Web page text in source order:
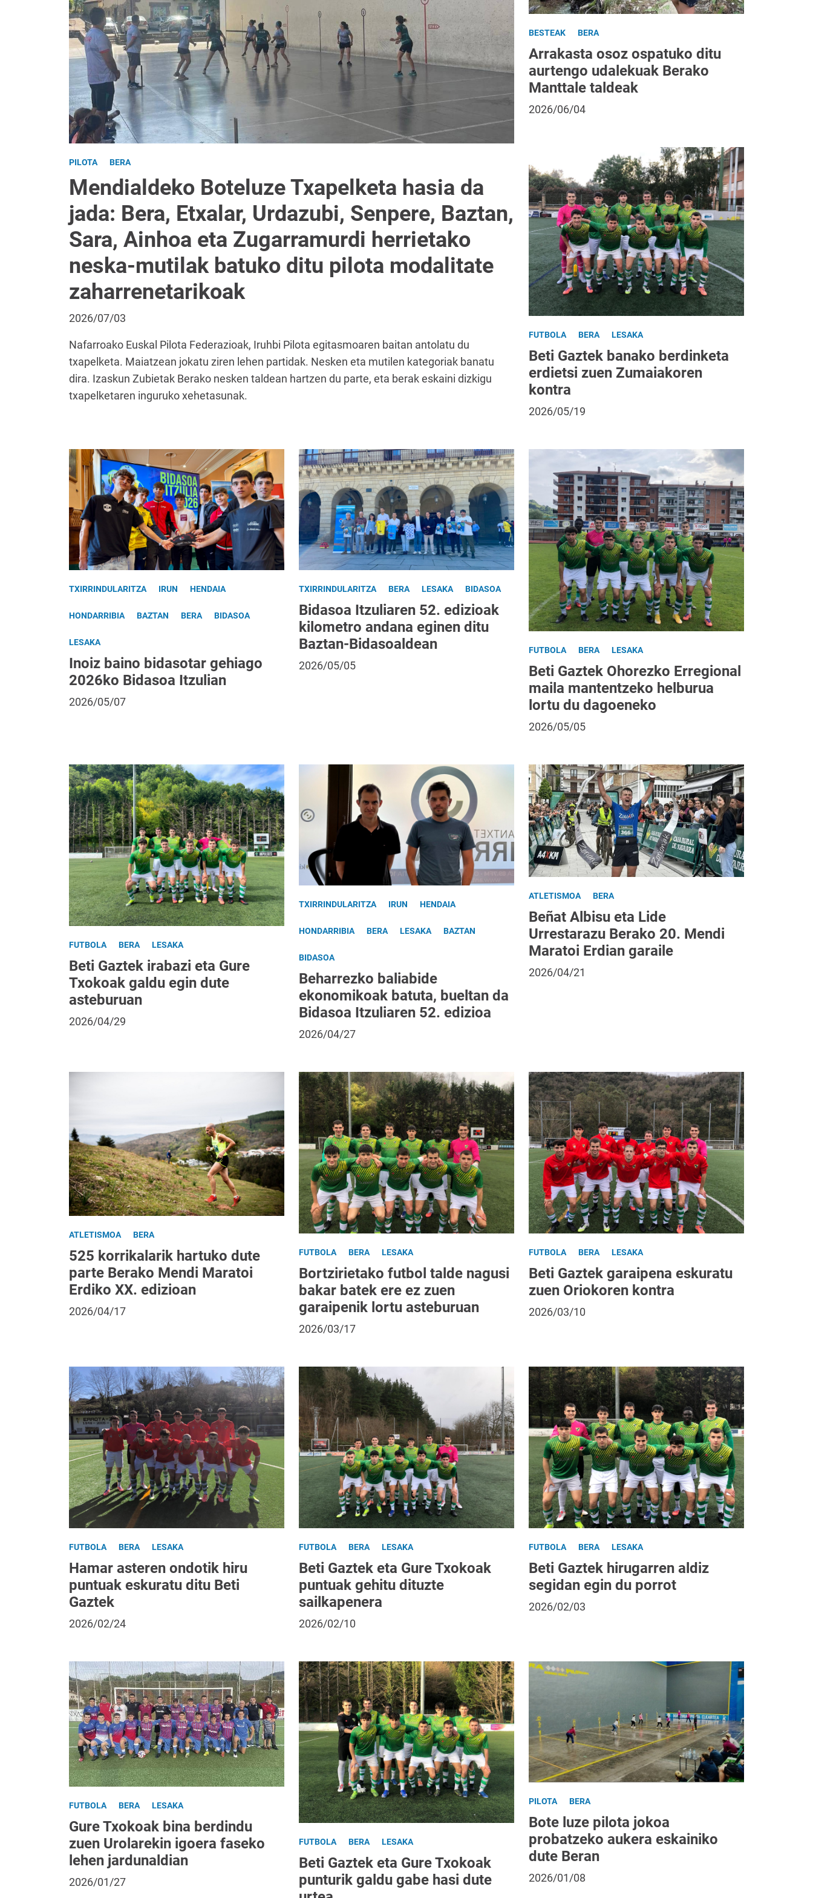
PILOTA BERA
Mendialdeko Boteluze Txapelketa hasia da
jada: Bera, Etxalar, Urdazubi, Senpere, Baztan,
Sara, Ainhoa eta Zugarramurdi herrietako
neska-mutilak batuko ditu pilota modalitate
zaharrenetarikoak
2026/07/03
Nafarroako Euskal Pilota Federazioak, Iruhbi Pilota egitasmoaren baitan antolatu du
txapelketa. Maiatzean jokatu ziren lehen partidak. Nesken eta mutilen kategoriak banatu
dira. Izaskun Zubietak Berako nesken taldean hartzen du parte, eta berak eskaini dizkigu
txapelketaren inguruko xehetasunak.
BESTEAK BERA
Arrakasta osoz ospatuko ditu
aurtengo udalekuak Berako
Manttale taldeak
2026/06/04
FUTBOLA BERA LESAKA
Beti Gaztek banako berdinketa
erdietsi zuen Zumaiakoren
kontra
2026/05/19
TXIRRINDULARITZA IRUN HENDAIA
HONDARRIBIA BAZTAN BERA BIDASOA
LESAKA
Inoiz baino bidasotar gehiago
2026ko Bidasoa Itzulian
2026/05/07
TXIRRINDULARITZA BERA LESAKA BIDASOA
Bidasoa Itzuliaren 52. edizioak
kilometro andana eginen ditu
Baztan-Bidasoaldean
2026/05/05
FUTBOLA BERA LESAKA
Beti Gaztek Ohorezko Erregional
maila mantentzeko helburua
lortu du dagoeneko
2026/05/05
FUTBOLA BERA LESAKA
Beti Gaztek irabazi eta Gure
Txokoak galdu egin dute
asteburuan
2026/04/29
TXIRRINDULARITZA IRUN HENDAIA
HONDARRIBIA BERA LESAKA BAZTAN
BIDASOA
Beharrezko baliabide
ekonomikoak batuta, bueltan da
Bidasoa Itzuliaren 52. edizioa
2026/04/27
ATLETISMOA BERA
Beñat Albisu eta Lide
Urrestarazu Berako 20. Mendi
Maratoi Erdian garaile
2026/04/21
ATLETISMOA BERA
525 korrikalarik hartuko dute
parte Berako Mendi Maratoi
Erdiko XX. edizioan
2026/04/17
FUTBOLA BERA LESAKA
Bortzirietako futbol talde nagusi
bakar batek ere ez zuen
garaipenik lortu asteburuan
2026/03/17
FUTBOLA BERA LESAKA
Beti Gaztek garaipena eskuratu
zuen Oriokoren kontra
2026/03/10
FUTBOLA BERA LESAKA
Hamar asteren ondotik hiru
puntuak eskuratu ditu Beti
Gaztek
2026/02/24
FUTBOLA BERA LESAKA
Beti Gaztek eta Gure Txokoak
puntuak gehitu dituzte
sailkapenera
2026/02/10
FUTBOLA BERA LESAKA
Beti Gaztek hirugarren aldiz
segidan egin du porrot
2026/02/03
FUTBOLA BERA LESAKA
Gure Txokoak bina berdindu
zuen Urolarekin igoera faseko
lehen jardunaldian
2026/01/27
FUTBOLA BERA LESAKA
Beti Gaztek eta Gure Txokoak
punturik galdu gabe hasi dute
PILOTA BERA
Bote luze pilota jokoa
probatzeko aukera eskainiko
dute Beran
2026/01/08